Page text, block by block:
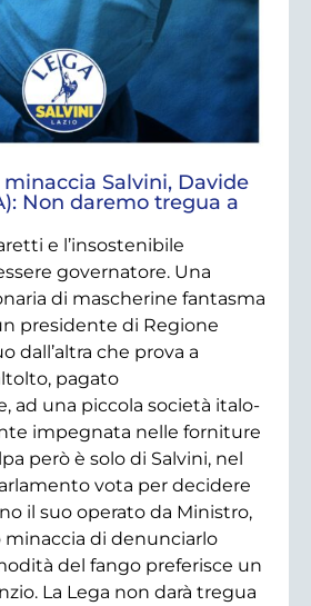
Salvini, Davide
Non daremo tregua a
e l’insostenibile
governatore. Una
di mascherine fantasma
presidente di Regione
dall’altra che prova a
pagato
ad una piccola società italo-
impegnata nelle forniture
però è solo di Salvini, nel
vota per decidere
il suo operato da Ministro,
minaccia di denunciarlo
del fango preferisce un
La Lega non darà tregua